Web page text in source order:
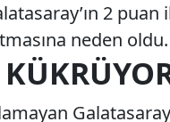
2
neden oldu.